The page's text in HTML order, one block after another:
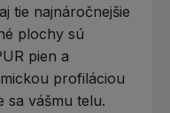
tie najnáročnejšie
plochy sú
pien a
profiláciou
sa vášmu telu.